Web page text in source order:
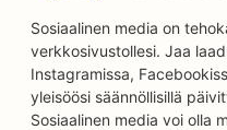
Sosiaalinen media on
verkkosivustollesi. Jaa
Instagramissa,
yleisöösi säännöllisillä
Sosiaalinen media voi olla